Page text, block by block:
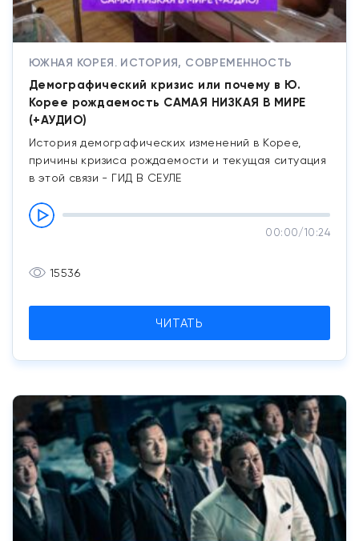
ЮЖНАЯ КОРЕЯ. ИСТОРИЯ, СОВРЕМЕННОСТЬ
Демографический кризис или почему в Ю.
Корее рождаемость САМАЯ НИЗКАЯ В МИРЕ
(+АУДИО)
История демографических изменений в Корее,
причины кризиса рождаемости и текущая ситуация
в этой связи - ГИД В СЕУЛЕ
00:00/10:24
15536
ЧИТАТЬ